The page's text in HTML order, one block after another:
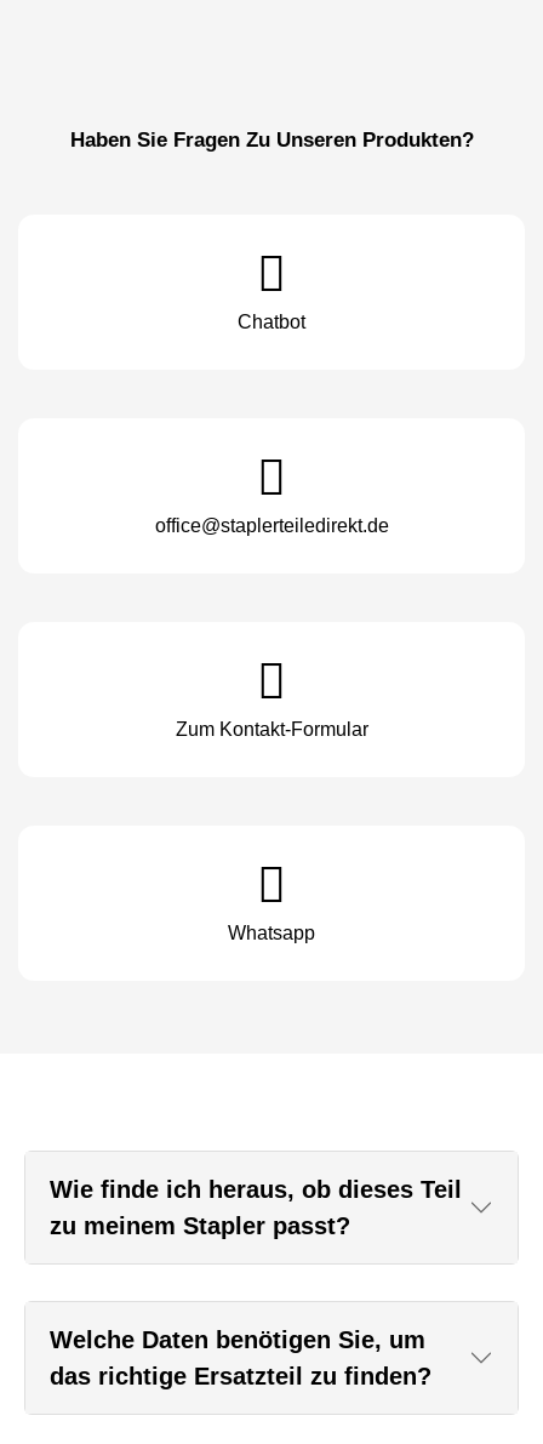
Haben Sie Fragen Zu Unseren Produkten?
Chatbot
office@staplerteiledirekt.de
Zum Kontakt-Formular
Whatsapp
Wie finde ich heraus, ob dieses Teil
zu meinem Stapler passt?
Welche Daten benötigen Sie, um
das richtige Ersatzteil zu finden?